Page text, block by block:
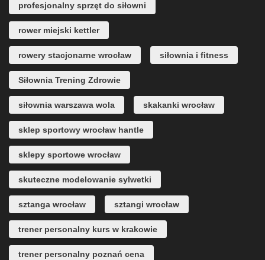
profesjonalny sprzęt do siłowni
rower miejski kettler
rowery stacjonarne wrocław siłownia i fitness
Siłownia Trening Zdrowie
siłownia warszawa wola skakanki wrocław
sklep sportowy wrocław hantle
sklepy sportowe wrocław
skuteczne modelowanie sylwetki
sztanga wrocław sztangi wrocław
trener personalny kurs w krakowie
trener personalny poznań cena